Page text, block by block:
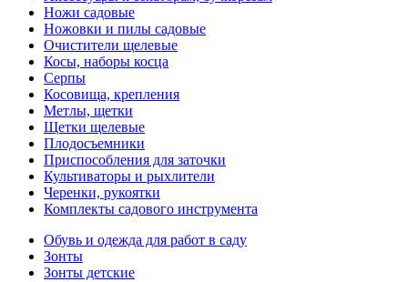
Ножи садовые
Ножовки и пилы садовые
Очистители щелевые
Косы, наборы косца
Серпы
Косовища, крепления
Метлы, щетки
Щетки щелевые
Плодосъемники
Приспособления для заточки
Культиваторы и рыхлители
Черенки, рукоятки
Комплекты садового инструмента
Обувь и одежда для работ в саду
Зонты
Зонты детские